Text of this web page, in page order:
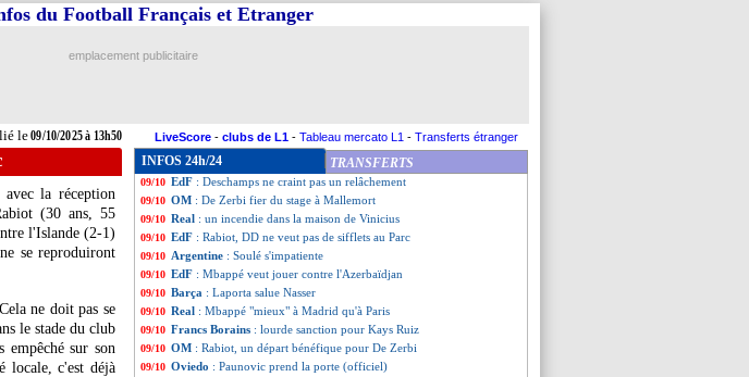
le09/10/2025 à 13h50
du Football Français et Etranger
emplacement publicitaire
LiveScore - clubs de L1 - Tableau mercato L1 - Transferts étranger
la réception
(30 ans, 55
l'Islande (2-1)
se reproduiront
ne doit pas se
le stade du club
sur son
locale, c'est déjà
INFOS 24h/24 TRANSFERTS
09/10 Milan: Allegri, spécial pour Rabiot
09/10 Fenerbahçe
09/10 Monaco : une petite blessure pour Pogba
09/10 Barça: Laporta défend Yamal
09/10 EdF : Deschamps ne craint pas un relâchement
09/10 OM : De Zerbi fier du stage à Mallemort
09/10 Real : un incendie dans la maison de Vinicius
09/10 EdF : Rabiot, DD ne veut pas de sifflets au Parc
09/10 Argentine : Soulé s'impatiente
09/10 EdF : Mbappé veut jouer contre l'Azerbaïdjan
09/10 Barça : Laporta salue Nasser
09/10 Real : Mbappé "mieux" à Madrid qu'à Paris
09/10 Francs Borains : lourde sanction pour Kays Ruiz
09/10 OM : Rabiot, un départ bénéfique pour De Zerbi
09/10 Oviedo : Paunovic prend la porte (officiel)